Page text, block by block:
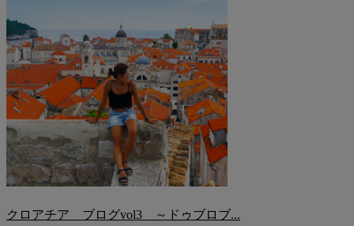
クロアチア ブログvol3 ～ドゥブロブ...